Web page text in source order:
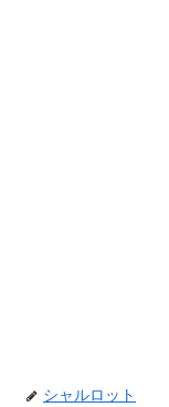
シャルロット